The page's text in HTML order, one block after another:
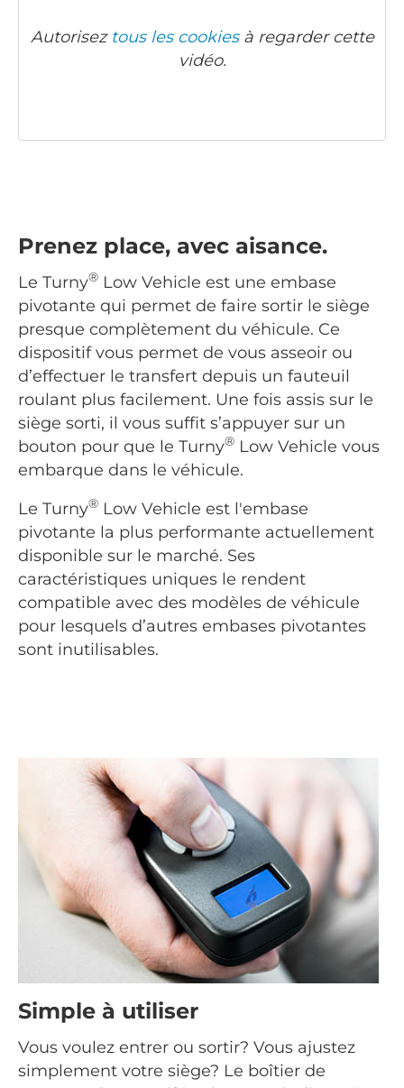
Autorisez tous les cookiesà regarder cette
vidéo.
Prenez place, avec aisance.
Le Turny® Low Vehicle est une embase
pivotante qui permet de faire sortir le siège
presque complètement du véhicule. Ce
dispositif vous permet de vous asseoir ou
d’effectuer le transfert depuis un fauteuil
roulant plus facilement. Une fois assis sur le
siège sorti, il vous suffit s’appuyer sur un
bouton pour que le Turny® Low Vehicle vous
embarque dans le véhicule.
Le Turny® Low Vehicle est l'embase
pivotante la plus performante actuellement
disponible sur le marché. Ses
caractéristiques uniques le rendent
compatible avec des modèles de véhicule
pour lesquels d’autres embases pivotantes
sont inutilisables.
Simple à utiliser
Vous voulez entrer ou sortir? Vous ajustez
simplement votre siège? Le boîtier de